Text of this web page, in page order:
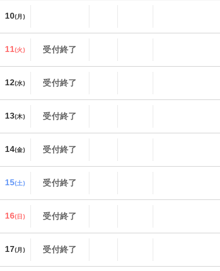
10(月)
11(火) 受付終了
12(水) 受付終了
13(木) 受付終了
14(金) 受付終了
15(土) 受付終了
16(日) 受付終了
17(月) 受付終了